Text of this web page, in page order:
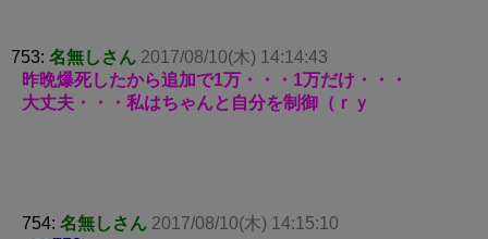
753: 名無しさん 2017/08/10(木) 14:14:43
昨晩爆死したから追加で1万・・・1万だけ・・・
大丈夫・・・私はちゃんと自分を制御（ｒｙ
754: 名無しさん 2017/08/10(木) 14:15:10